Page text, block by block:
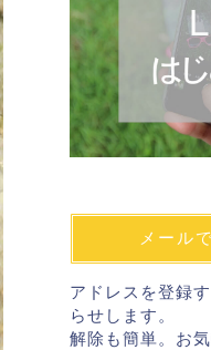
メール
アドレスを登録
らせします。
解除も簡単。お